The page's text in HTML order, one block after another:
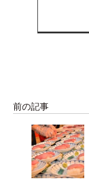
前の記事